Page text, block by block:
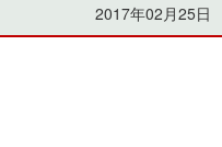
2017年02月25日